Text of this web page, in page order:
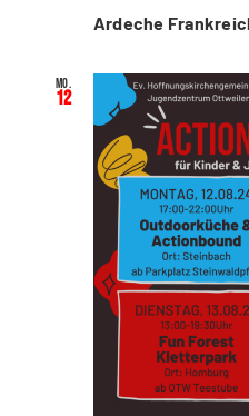
Ardeche
Mo.
12